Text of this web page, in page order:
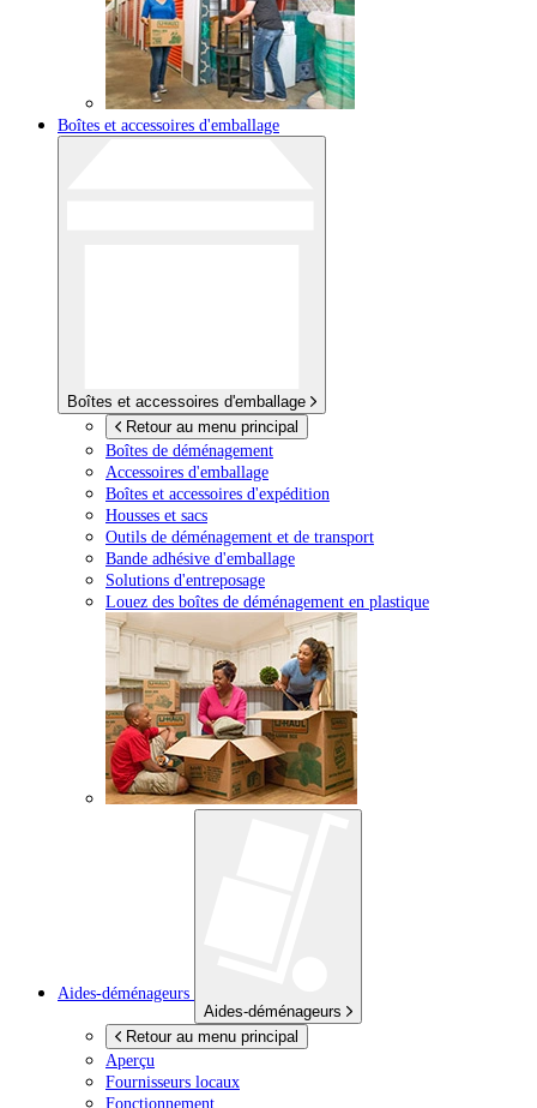
Boîtes et accessoires d'emballage
Boîtes et accessoires d'emballage
Retour au menu principal
Boîtes de déménagement
Accessoires d'emballage
Boîtes et accessoires d'expédition
Housses et sacs
Outils de déménagement et de transport
Bande adhésive d'emballage
Solutions d'entreposage
Louez des boîtes de déménagement en plastique
Aides-déménageurs
Aides-déménageurs
Retour au menu principal
Aperçu
Fournisseurs locaux
Fonctionnement